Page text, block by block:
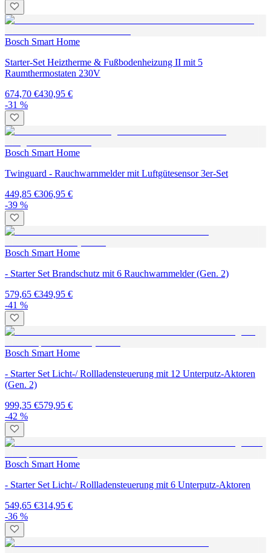
Bosch Smart Home
Starter-Set Heiztherme & Fußbodenheizung II mit 5
Raumthermostaten 230V
674,70 €430,95 €
-31 %
Bosch Smart Home
Twinguard - Rauchwarnmelder mit Luftgütesensor 3er-Set
449,85 €306,95 €
-39 %
Bosch Smart Home
- Starter Set Brandschutz mit 6 Rauchwarnmelder (Gen. 2)
579,65 €349,95 €
-41 %
Bosch Smart Home
- Starter Set Licht-/ Rollladensteuerung mit 12 Unterputz-Aktoren
(Gen. 2)
999,35 €579,95 €
-42 %
Bosch Smart Home
- Starter Set Licht-/ Rollladensteuerung mit 6 Unterputz-Aktoren
549,65 €314,95 €
-36 %